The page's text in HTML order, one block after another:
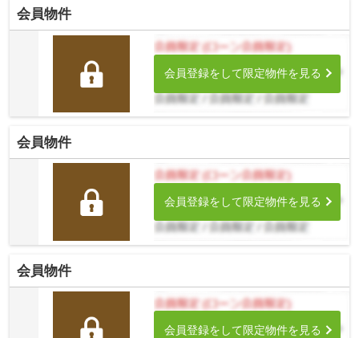
会員物件
会員登録をして限定物件を見る
会員物件
会員登録をして限定物件を見る
会員物件
会員登録をして限定物件を見る